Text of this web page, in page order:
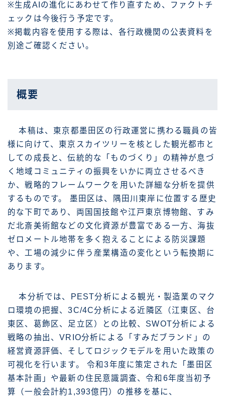
※生成AIの進化にあわせて作り直すため、ファクトチ
ェックは今後行う予定です。
※掲載内容を使用する際は、各行政機関の公表資料を
別途ご確認ください。
概要
本稿は、東京都墨田区の行政運営に携わる職員の皆
様に向けて、東京スカイツリーを核とした観光都市と
しての成長と、伝統的な「ものづくり」の精神が息づ
く地域コミュニティの振興をいかに両立させるべき
か、戦略的フレームワークを用いた詳細な分析を提供
するものです。 墨田区は、隅田川東岸に位置する歴史
的な下町であり、両国国技館や江戸東京博物館、すみ
だ北斎美術館などの文化資源が豊富である一方、海抜
ゼロメートル地帯を多く抱えることによる防災課題
や、工場の減少に伴う産業構造の変化という転換期に
あります。
本分析では、PEST分析による観光・製造業のマク
ロ環境の把握、3C/4C分析による近隣区（江東区、台
東区、葛飾区、足立区）との比較、SWOT分析による
戦略の抽出、VRIO分析による「すみだブランド」の
経営資源評価、そしてロジックモデルを用いた政策の
可視化を行います。 令和3年度に策定された「墨田区
基本計画」や最新の住民意識調査、令和6年度当初予
算（一般会計約1,393億円）の推移を基に、